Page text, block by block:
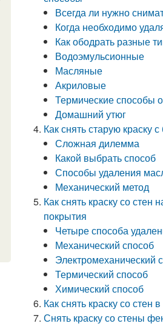
Всегда ли нужно
Когда необходимо
Как ободрать разные
Водоэмульсионные
Масляные
Акриловые
Термические способы
Домашний утюг
Как снять старую краску
Сложная дилемма
Какой выбрать способ
Способы удаления
Механический метод
Как снять краску со стен
покрытия
Четыре способа
Механический способ
Электромеханический
Термический способ
Химический способ
Как снять краску со
Снять краску со стены